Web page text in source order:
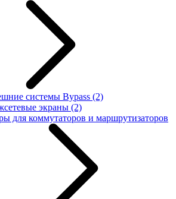
системы Bypass (2)
экраны (2)
для коммутаторов и маршрутизаторов